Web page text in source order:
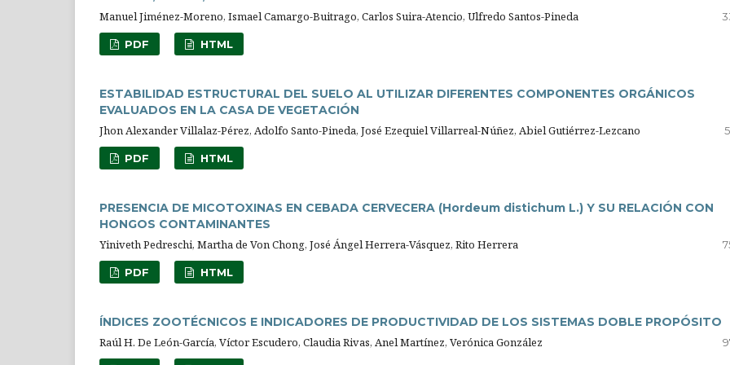
Manuel Jiménez-Moreno, Ismael Camargo-Buitrago, Carlos Suira-Atencio, Ulfredo Santos-Pineda
PDF HTML
ESTABILIDAD ESTRUCTURAL DEL SUELO AL UTILIZAR DIFERENTES COMPONENTES ORGÁNICOS
EVALUADOS EN LA CASA DE VEGETACIÓN
Jhon Alexander Villalaz-Pérez, Adolfo Santo-Pineda, José Ezequiel Villarreal-Núñez, Abiel Gutiérrez-Lezcano
PDF HTML
PRESENCIA DE MICOTOXINAS EN CEBADA CERVECERA (Hordeum distichum L.) Y SU RELACIÓN CON
HONGOS CONTAMINANTES
Yiniveth Pedreschi, Martha de Von Chong, José Ángel Herrera-Vásquez, Rito Herrera
PDF HTML
ÍNDICES ZOOTÉCNICOS E INDICADORES DE PRODUCTIVIDAD DE LOS SISTEMAS DOBLE PROPÓSITO
Raúl H. De León-García, Víctor Escudero, Claudia Rivas, Anel Martínez, Verónica González